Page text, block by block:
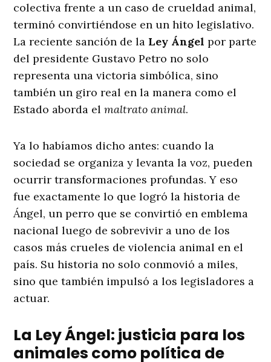
colectiva frente a un caso de crueldad animal,
terminó convirtiéndose en un hito legislativo.
La reciente sanción de la Ley Ángel por parte
del presidente Gustavo Petro no solo
representa una victoria simbólica, sino
también un giro real en la manera como el
Estado aborda elmaltrato animal.
Ya lo habíamos dicho antes: cuando la
sociedad se organiza y levanta la voz, pueden
ocurrir transformaciones profundas. Y eso
fue exactamente lo que logró la historia de
Ángel, un perro que se convirtió en emblema
nacional luego de sobrevivir a uno de los
casos más crueles de violencia animal en el
país. Su historia no solo conmovió a miles,
sino que también impulsó a los legisladores a
actuar.
La Ley Ángel: justicia para los
animales como política de